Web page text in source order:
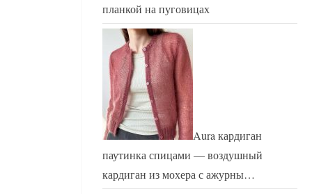
планкой на пуговицах
Aura кардиган
паутинка спицами — воздушный
кардиган из мохера с ажурны…